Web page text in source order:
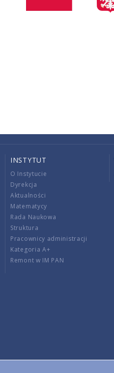
INSTYTUT
O Instytucie
Dyrekcja
Aktualności
Matematycy
Rada Naukowa
Struktura
Pracownicy administracji
Kategoria A+
Remont w IM PAN